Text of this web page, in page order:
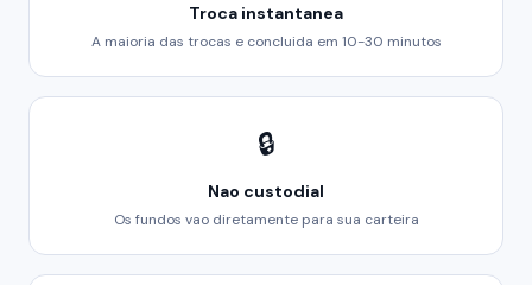
Troca instantanea
A maioria das trocas e concluida em 10-30 minutos
🔒
Nao custodial
Os fundos vao diretamente para sua carteira